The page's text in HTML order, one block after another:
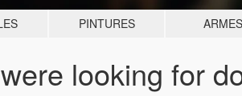
PINTURES ARMES
looking for